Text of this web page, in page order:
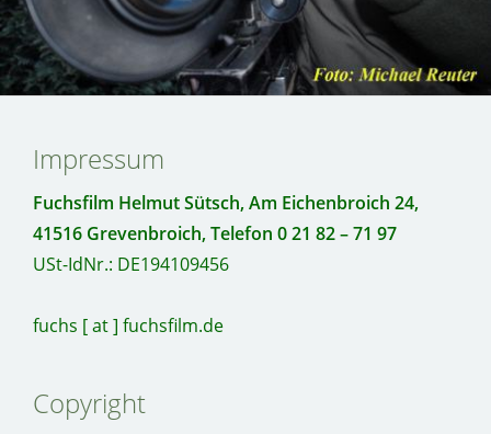
Impressum
Fuchsfilm Helmut Sütsch, Am Eichenbroich 24,
41516 Grevenbroich, Telefon 0 21 82 – 71 97
USt-IdNr.: DE194109456
fuchs [ at ] fuchsfilm.de
Copyright